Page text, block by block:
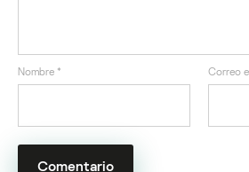
Nombre * Correo